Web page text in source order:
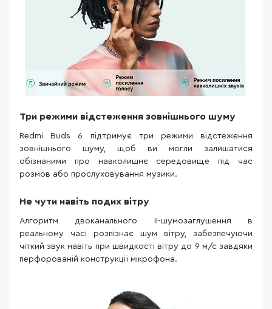
Три режими відстеження зовнішнього шуму
Redmi Buds 6 підтримує три режими відстеження
зовнішнього шуму, щоб ви могли залишатися
обізнаними про навколишнє середовище під час
розмов або прослуховування музики.
Не чути навіть подих вітру
Алгоритм двоканального ІІ-шумозаглушення в
реальному часі розпізнає шум вітру, забезпечуючи
чіткий звук навіть при швидкості вітру до 9 м/с завдяки
перфорованій конструкції мікрофона.